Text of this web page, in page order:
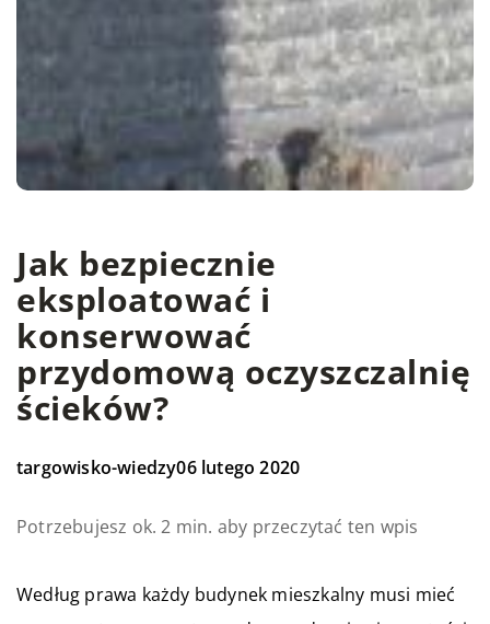
Jak bezpiecznie
eksploatować i
konserwować
przydomową oczyszczalnię
ścieków?
targowisko-wiedzy06 lutego 2020
Potrzebujesz ok. 2 min. aby przeczytać ten wpis
Według prawa każdy budynek mieszkalny musi mieć